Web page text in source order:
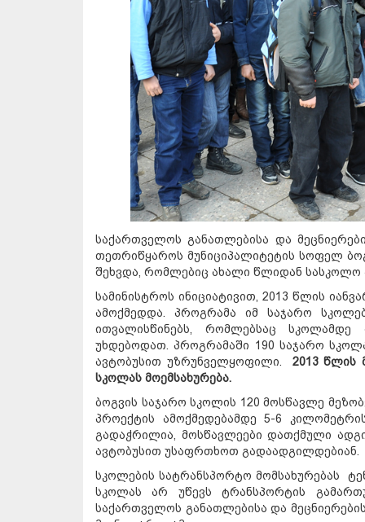
საქართველოს განათლებისა და
თეთრიწყაროს მუნიციპალიტეტის სოფელ
შეხვდა, რომლებიც ახალი წლიდან სასკოლო
სამინისტროს ინიციატივით, 2013 წლის
ამოქმედდა. პროგრამა იმ საჯარო
ითვალისწინებს, რომლებსაც
უხდებოდათ. პროგრამაში 190 საჯარო
ავტობუსით უზრუნველყოფილი. 2013 წლის
სკოლას მოემსახურება.
ბოგვის საჯარო სკოლის 120 მოსწავლე
პროექტის ამოქმედებამდე 5-6
გადაჭრილია, მოსწავლეები დათქმული
ავტობუსით უსაფრთხოთ გადაადგილდებიან.
სკოლების სატრანსპორტო მომსახურებას
სკოლას არ უწევს ტრანსპორტის
საქართველოს განათლებისა და